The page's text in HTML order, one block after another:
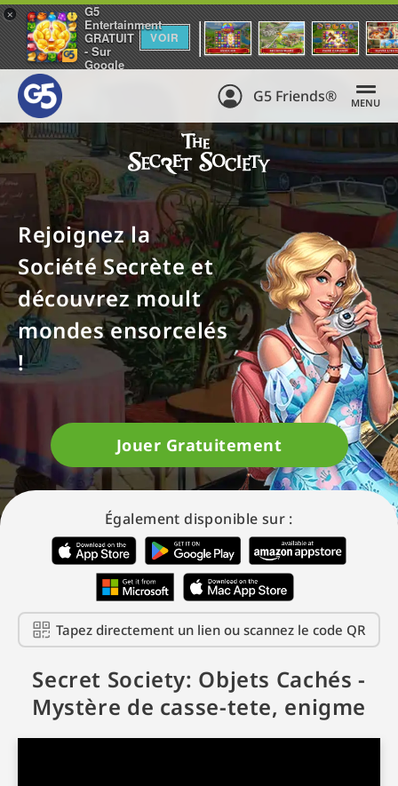
G5
Entertainment
GRATUIT
- Sur
Google
VOIR
+
G5 Friends® MENU
Rejoignez la
Société Secrète et
découvrez moult
mondes ensorcelés
!
Jouer Gratuitement
Également disponible sur :
Tapez directement un lien ou scannez le code QR
Secret Society: Objets Cachés -
Mystère de casse-tete, enigme